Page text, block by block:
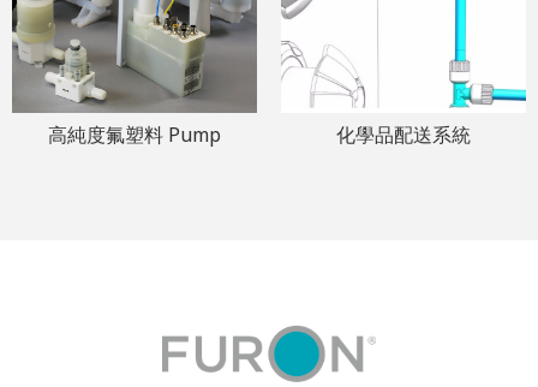
高純度氟塑料 Pump 化學品配送系統